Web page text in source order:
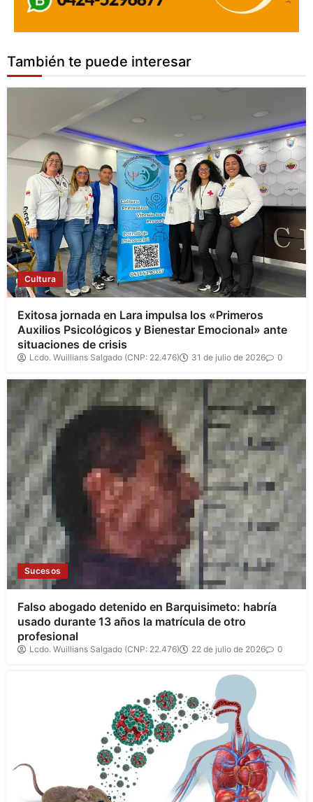
También te puede interesar
Cultura
Exitosa jornada en Lara impulsa los «Primeros
Auxilios Psicológicos y Bienestar Emocional» ante
situaciones de crisis
Lcdo. Wuillians Salgado (CNP: 22.476) 31 de julio de 2026 0
Sucesos
Falso abogado detenido en Barquisimeto: habría
usado durante 13 años la matrícula de otro
profesional
Lcdo. Wuillians Salgado (CNP: 22.476) 22 de julio de 2026 0